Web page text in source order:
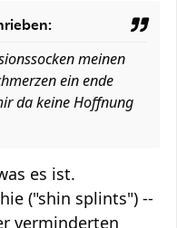
meinen
ein ende
da keine Hoffnung
es ist.
("shin splints") --
verminderten